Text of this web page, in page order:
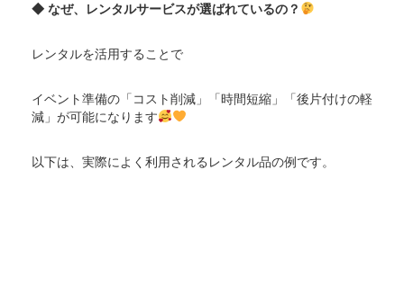
◆ なぜ、レンタルサービスが選ばれているの？
レンタルを活用することで
イベント準備の「コスト削減」「時間短縮」「後片付けの軽
減」が可能になります
以下は、実際によく利用されるレンタル品の例です。